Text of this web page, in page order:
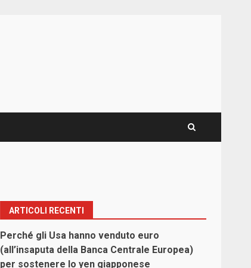
ARTICOLI RECENTI
Perché gli Usa hanno venduto euro
(all’insaputa della Banca Centrale Europea)
per sostenere lo yen giapponese